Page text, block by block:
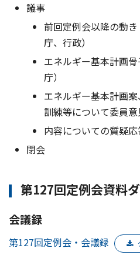
議事
前回定例会以降の動
庁、行政）
エネルギー基本計画
庁）
エネルギー基本計画
訓練等について委員意
内容についての質疑
閉会
第127回定例会資料
会議録
第127回定例会・会議録